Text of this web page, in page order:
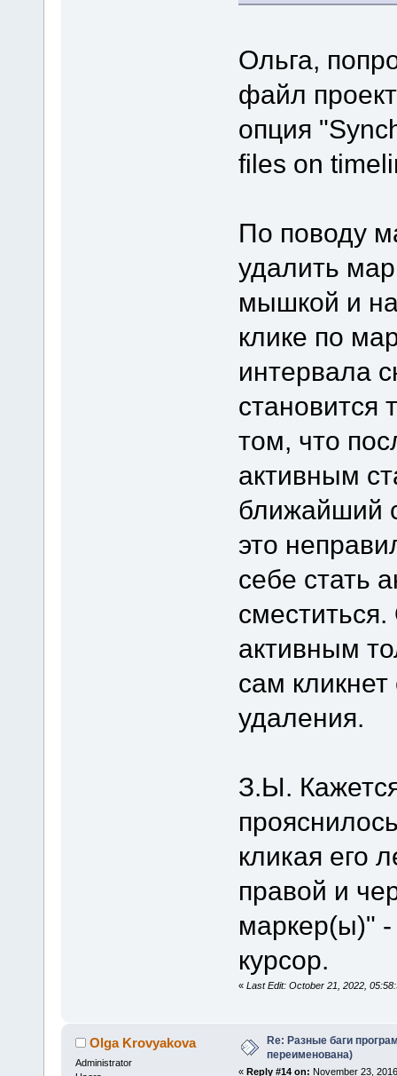
Ольга,
файл
опция
files on
По поводу
удалить
мышкой и
клике по
интервала
становится
том, что
активным
ближайший
это
себе стать
активным
сам
удаления.
З.Ы.
кликая его
правой и
маркер(ы)" -
курсор.
« Last Edit: October 21, 2022,
Olga Krovyakova
Administrator
Re: Разные баги
переименована)
« Reply #14 on: November 23,